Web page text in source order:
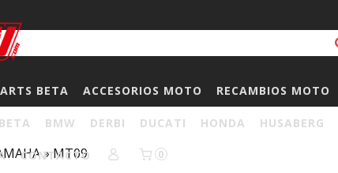
BETA ACCESORIOS MOTO RECAMBIOS MOTO
BETA BMW DERBI DUCATI HONDA HUSABERG
CONTACTO 0
»MT09